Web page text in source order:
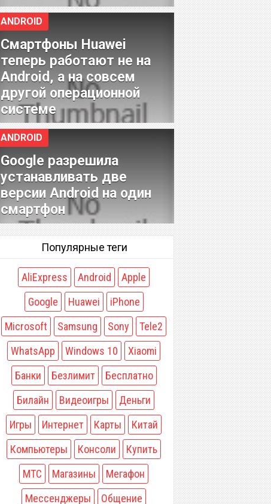
ANDROID
Смартфоны Huawei
теперь работают не на
Android, а на совсем
другой операционной
системе
ANDROID
Google разрешила
устанавливать две
версии Android на один
смартфон
Популярные теги
AliExpress Android
Apple
Google
Huawei
iPhone
Microsoft
Samsung Sony
Tele2
WhatsApp
Windows 10
Xiaomi
Банки
Безлимит
Бесплатно
Билайн
Видеоигры
Деньги
Игры
Интернет Карты
Китай
Компьютеры
Консоли
Купить
МТС
Магазины
Мегафон
Мессенджеры
Общение